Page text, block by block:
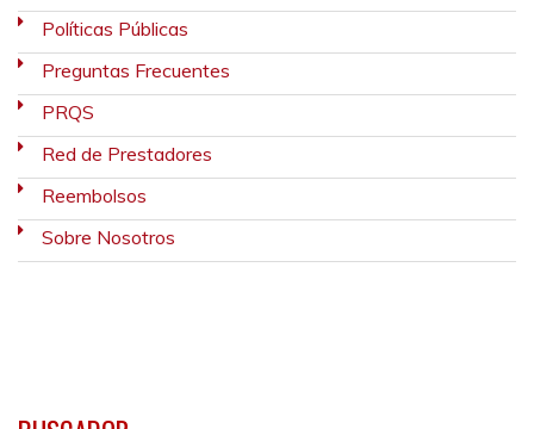
Políticas Públicas
Preguntas Frecuentes
PRQS
Red de Prestadores
Reembolsos
Sobre Nosotros